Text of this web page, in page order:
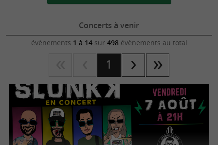
Concerts à venir
évènements 1 à 14sur 498évènements au total
1